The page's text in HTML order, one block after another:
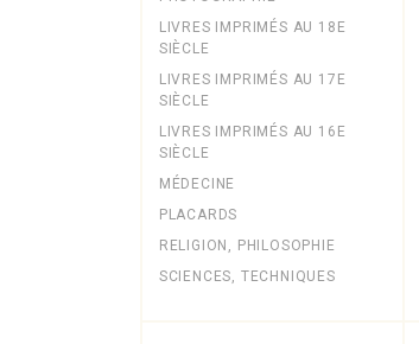
LIVRES IMPRIMÉS AU 18E
SIÈCLE
LIVRES IMPRIMÉS AU 17E
SIÈCLE
LIVRES IMPRIMÉS AU 16E
SIÈCLE
MÉDECINE
PLACARDS
RELIGION, PHILOSOPHIE
SCIENCES, TECHNIQUES